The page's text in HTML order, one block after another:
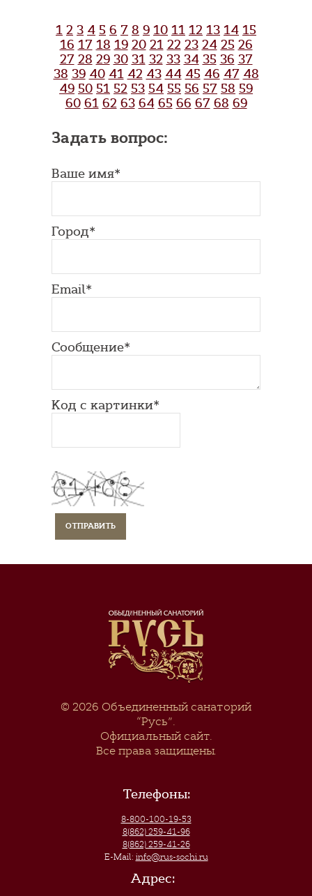
1 2 3 4 5 6 7 8 9 10 11 12 13 14 15
16 17 18 19 20 21 22 23 24 25 26
27 28 29 30 31 32 33 34 35 36 37
38 39 40 41 42 43 44 45 46 47 48
49 50 51 52 53 54 55 56 57 58 59
60 61 62 63 64 65 66 67 68 69
Задать вопрос:
Ваше имя*
Город*
Email*
Сообщение*
Код с картинки*
© 2026 Объединенный санаторий
“Русь”.
Официальный сайт.
Все права защищены.
Телефоны:
8-800-100-19-53
8(862) 259-41-96
8(862) 259-41-26
E-Mail: info@rus-sochi.ru
Адрес: